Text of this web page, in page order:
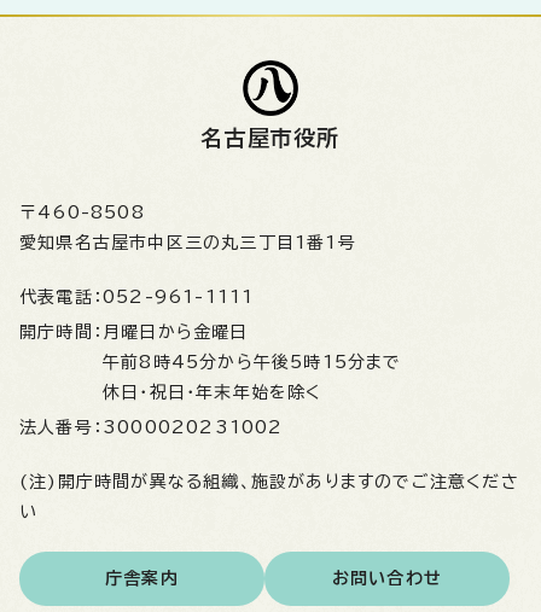
名古屋市役所
〒460-8508
愛知県名古屋市中区三の丸三丁目1番1号
代表電話： 052-961-1111
開庁時間： 月曜日から金曜日
午前8時45分から午後5時15分まで
休日・祝日・年末年始を除く
法人番号： 3000020231002
(注)開庁時間が異なる組織、施設がありますのでご注意くださ
い
庁舎案内 お問い合わせ